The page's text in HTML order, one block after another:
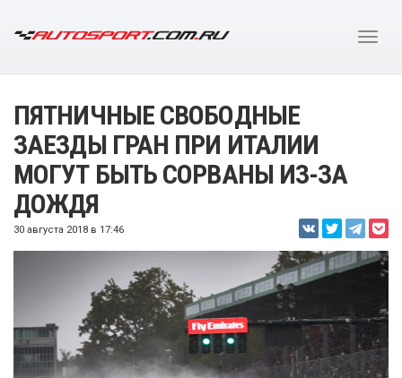
ПЯТНИЧНЫЕ СВОБОДНЫЕ
ЗАЕЗДЫ ГРАН ПРИ ИТАЛИИ
МОГУТ БЫТЬ СОРВАНЫ ИЗ-ЗА
ДОЖДЯ
30 августа 2018 в 17:46